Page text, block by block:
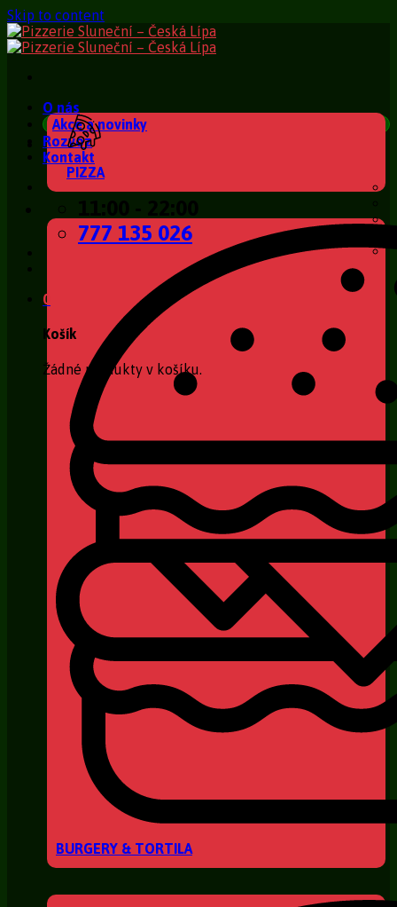
Skip to content
O nás
Akce a novinky
Rozvoz
Kontakt
11:00 - 22:00
777 135 026
0
Košík
Žádné produkty v košíku.
PIZZA
BURGERY & TORTILA